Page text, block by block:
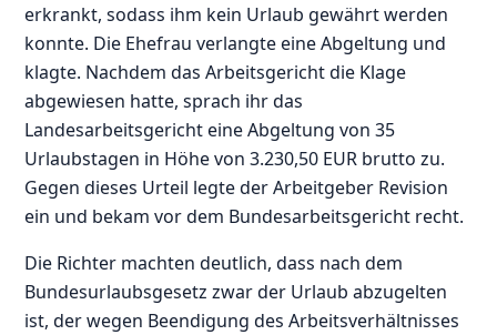
erkrankt, sodass ihm kein Urlaub gewährt werden
konnte. Die Ehefrau verlangte eine Abgeltung und
klagte. Nachdem das Arbeitsgericht die Klage
abgewiesen hatte, sprach ihr das
Landesarbeitsgericht eine Abgeltung von 35
Urlaubstagen in Höhe von 3.230,50 EUR brutto zu.
Gegen dieses Urteil legte der Arbeitgeber Revision
ein und bekam vor dem Bundesarbeitsgericht recht.
Die Richter machten deutlich, dass nach dem
Bundesurlaubsgesetz zwar der Urlaub abzugelten
ist, der wegen Beendigung des Arbeitsverhältnisses